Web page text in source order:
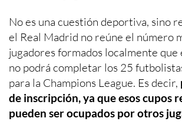
No es una cuestión deportiva, sino
el Real Madrid no reúne el número
jugadores formados localmente que
no podrá completar los 25
para la Champions League. Es decir,
de inscripción, ya que esos cupos
pueden ser ocupados por otros